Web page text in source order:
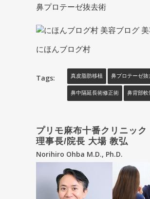
鼻プロテーゼ抜去術
にほんブログ村
Tags: 真皮脂肪移植 鼻プロテーゼ抜
鼻中隔延長術修正術 鼻背部軟
プリモ麻布十番クリニック
理事長/院長 大場 教弘
Norihiro Ohba M.D., Ph.D.